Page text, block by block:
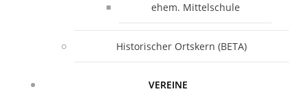
ehem. Mittelschule
Historischer Ortskern (BETA)
VEREINE